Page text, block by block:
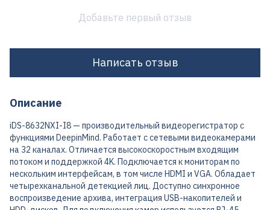
Добавьте первый отзыв
Написать отзыв
Описание
iDS-8632NXI-I8 — производительный видеорегистратор с
функциями DeepinMind. Работает с сетевыми видеокамерами
на 32 каналах. Отличается высокоскоростным входящим
потоком и поддержкой 4K. Подключается к мониторам по
нескольким интерфейсам, в том числе HDMI и VGA. Обладает
четырехканальной детекцией лиц. Доступно синхронное
воспроизведение архива, интеграция USB-накопителей и